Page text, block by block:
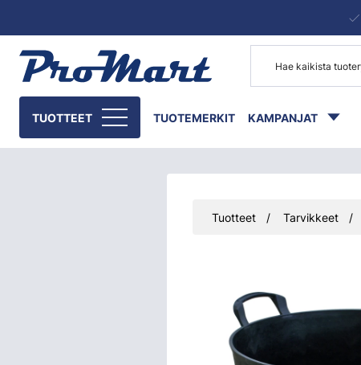
TUOTTEET TUOTEMERKIT KAMPANJAT
Tuotteet Tarvikkeet